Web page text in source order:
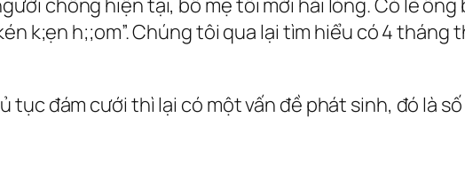
k;ẹn h;;om”. Chúng tôi qua lại tìm hiểu có 4 tháng
tục đám cưới thì lại có một vấn đề phát sinh, đó là